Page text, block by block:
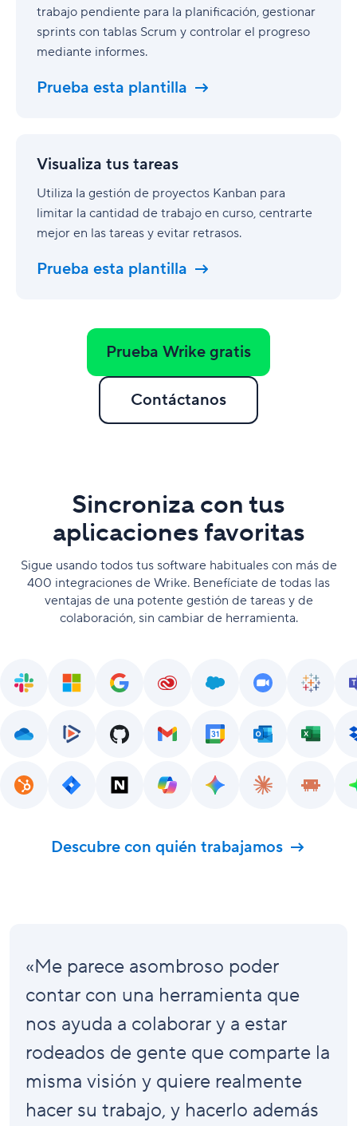
trabajo pendiente para la planificación, gestionar
sprints con tablas Scrum y controlar el progreso
mediante informes.
Prueba esta plantilla
Visualiza tus tareas
Utiliza la gestión de proyectos Kanban para
limitar la cantidad de trabajo en curso, centrarte
mejor en las tareas y evitar retrasos.
Prueba esta plantilla
Prueba Wrike gratis
Contáctanos
Sincroniza con tus
aplicaciones favoritas
Sigue usando todos tus software habituales con más de
400 integraciones de Wrike. Benefíciate de todas las
ventajas de una potente gestión de tareas y de
colaboración, sin cambiar de herramienta.
Descubre con quién trabajamos
«Me parece asombroso poder
contar con una herramienta que
nos ayuda a colaborar y a estar
rodeados de gente que comparte la
misma visión y quiere realmente
hacer su trabajo, y hacerlo además